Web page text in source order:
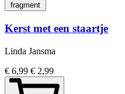
fragment
Kerst met een staartje
Linda Jansma
€ 6,99 € 2,99